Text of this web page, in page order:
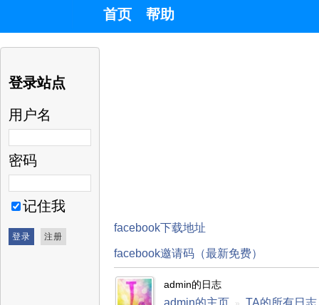
首页 帮助
登录站点
用户名
密码
记住我
facebook下载地址
facebook邀请码（最新免费）
admin的日志
admin的主页 TA的所有日志